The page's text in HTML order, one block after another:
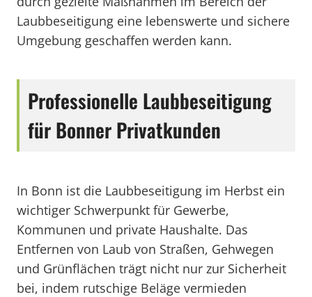
Laubbeseitigung eine lebenswerte und sichere
Umgebung geschaffen werden kann.
Professionelle Laubbeseitigung
für Bonner Privatkunden
In Bonn ist die Laubbeseitigung im Herbst ein
wichtiger Schwerpunkt für Gewerbe,
Kommunen und private Haushalte. Das
Entfernen von Laub von Straßen, Gehwegen
und Grünflächen trägt nicht nur zur Sicherheit
bei, indem rutschige Beläge vermieden